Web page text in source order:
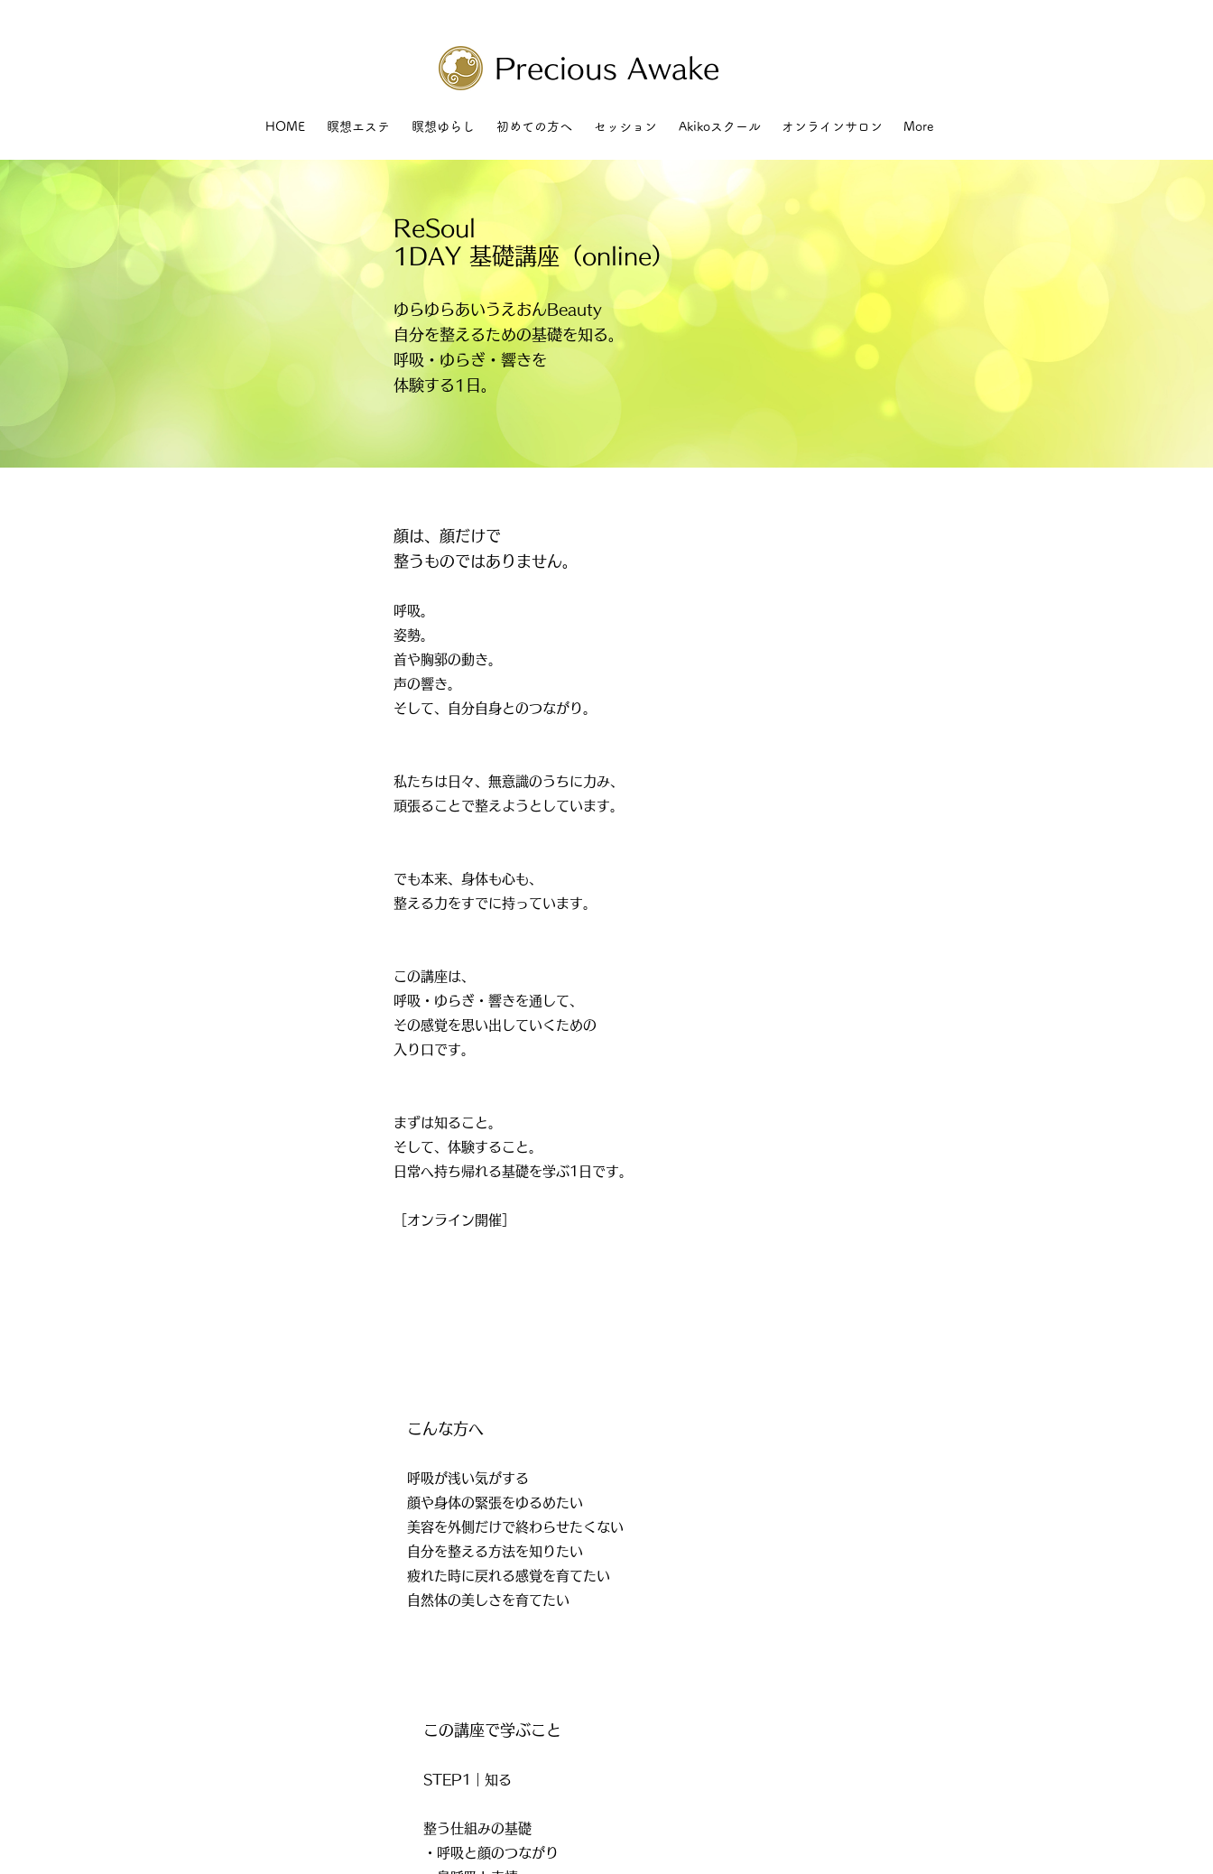
Precious Awake
HOME 瞑想エステ 瞑想ゆらし 初めての方へ セッション Akikoスクール オンラインサロン More
ReSoul
1DAY 基礎講座（online）
ゆらゆらあいうえおんBeauty
自分を整えるための基礎を知る。
呼吸・ゆらぎ・響きを
体験する1日。
顔は、顔だけで
整うものではありません。
呼吸。
姿勢。
首や胸郭の動き。
声の響き。
そして、自分自身とのつながり。
私たちは日々、無意識のうちに力み、
頑張ることで整えようとしています。
でも本来、身体も心も、
整える力をすでに持っています。
この講座は、
呼吸・ゆらぎ・響きを通して、
その感覚を思い出していくための
入り口です。
まずは知ること。
そして、体験すること。
日常へ持ち帰れる基礎を学ぶ1日です。
［オンライン開催］
こんな方へ
呼吸が浅い気がする
顔や身体の緊張をゆるめたい
美容を外側だけで終わらせたくない
自分を整える方法を知りたい
疲れた時に戻れる感覚を育てたい
自然体の美しさを育てたい
この講座で学ぶこと
STEP1｜知る
整う仕組みの基礎
・呼吸と顔のつながり